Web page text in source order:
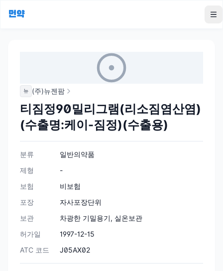
먼약
뉴 (주)뉴젠팜
티짐정90밀리그램(리소짐염산염)
(수출명:케이-짐정)(수출용)
분류
일반의약품
제형
-
보험
비보험
포장
자사포장단위
보관
차광한 기밀용기, 실온보관
허가일
1997-12-15
ATC 코드
J05AX02